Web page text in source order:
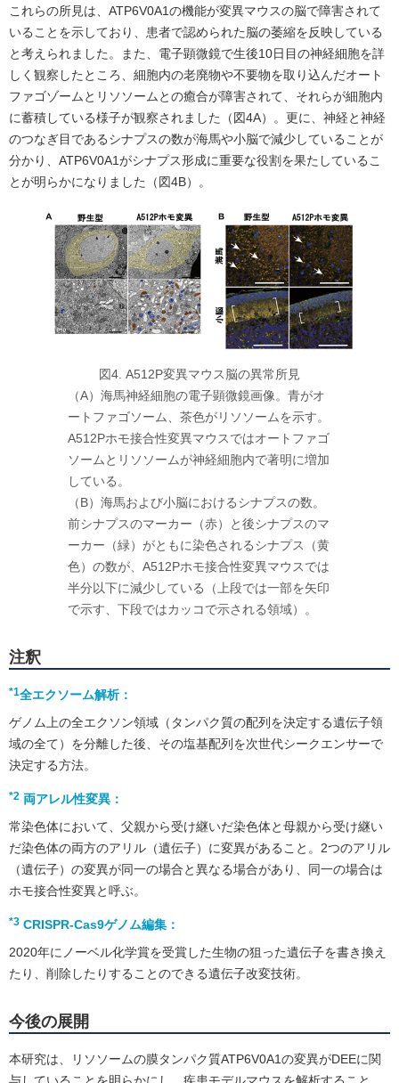
これらの所見は、ATP6V0A1の機能が変異マウスの脳で障害されて
いることを示しており、患者で認められた脳の萎縮を反映している
と考えられました。また、電子顕微鏡で生後10日目の神経細胞を詳
しく観察したところ、細胞内の老廃物や不要物を取り込んだオート
ファゴゾームとリソソームとの癒合が障害されて、それらが細胞内
に蓄積している様子が観察されました（図4A）。更に、神経と神経
のつなぎ目であるシナプスの数が海馬や小脳で減少していることが
分かり、ATP6V0A1がシナプス形成に重要な役割を果たしているこ
とが明らかになりました（図4B）。
図4. A512P変異マウス脳の異常所見
（A）海馬神経細胞の電子顕微鏡画像。青がオ
ートファゴソーム、茶色がリソソームを示す。
A512Pホモ接合性変異マウスではオートファゴ
ソームとリソソームが神経細胞内で著明に増加
している。
（B）海馬および小脳におけるシナプスの数。
前シナプスのマーカー（赤）と後シナプスのマ
ーカー（緑）がともに染色されるシナプス（黄
色）の数が、A512Pホモ接合性変異マウスでは
半分以下に減少している（上段では一部を矢印
で示す、下段ではカッコで示される領域）。
注釈
*1全エクソーム解析：
ゲノム上の全エクソン領域（タンパク質の配列を決定する遺伝子領
域の全て）を分離した後、その塩基配列を次世代シークエンサーで
決定する方法。
*2 両アレル性変異：
常染色体において、父親から受け継いだ染色体と母親から受け継い
だ染色体の両方のアリル（遺伝子）に変異があること。2つのアリル
（遺伝子）の変異が同一の場合と異なる場合があり、同一の場合は
ホモ接合性変異と呼ぶ。
*3 CRISPR-Cas9ゲノム編集：
2020年にノーベル化学賞を受賞した生物の狙った遺伝子を書き換え
たり、削除したりすることのできる遺伝子改変技術。
今後の展開
本研究は、リソソームの膜タンパク質ATP6V0A1の変異がDEEに関